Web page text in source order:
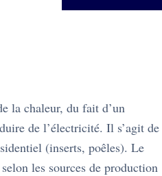
la chaleur, du fait d’un
de l’électricité. Il s’agit de
(inserts, poêles). Le
les sources de production